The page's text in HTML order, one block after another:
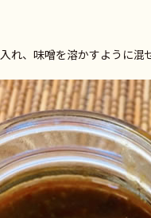
れ、味噌を溶かすように